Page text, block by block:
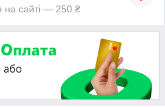
на сайті — 250 ₴